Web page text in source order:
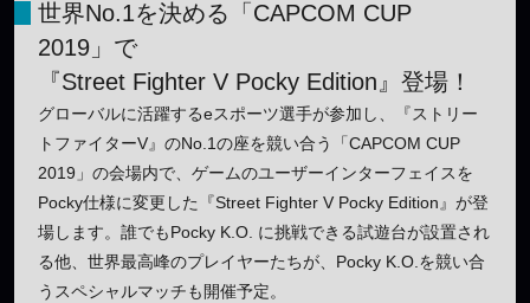
世界No.1を決める「CAPCOM CUP
2019」で
『Street Fighter V Pocky Edition』登場！
グローバルに活躍するeスポーツ選手が参加し、『ストリー
トファイターV』のNo.1の座を競い合う「CAPCOM CUP
2019」の会場内で、ゲームのユーザーインターフェイスを
Pocky仕様に変更した『Street Fighter V Pocky Edition』が登
場します。誰でもPocky K.O. に挑戦できる試遊台が設置され
る他、世界最高峰のプレイヤーたちが、Pocky K.O.を競い合
うスペシャルマッチも開催予定。